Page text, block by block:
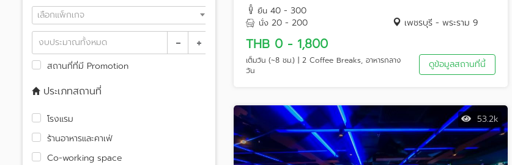
เลือกแพ็กเกจ
- +
สถานที่ที่มี Promotion
ประเภทสถานที่
โรงแรม
ร้านอาหารและคาเฟ่
Co-working space
ยืน 40 - 300
นั่ง 20 - 200 เพชรบุรี - พระราม 9
THB 0 - 1,800
เต็มวัน (~8 ชม.) | 2 Coffee Breaks, อาหารกลาง
วัน
ดูข้อมูลสถานที่นี้
53.2k